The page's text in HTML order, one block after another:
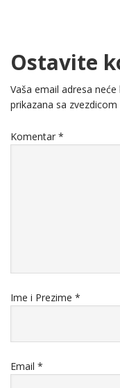
Ostavite
Vaša email adresa
prikazana sa zvezdicom
Komentar *
Ime i Prezime *
Email *